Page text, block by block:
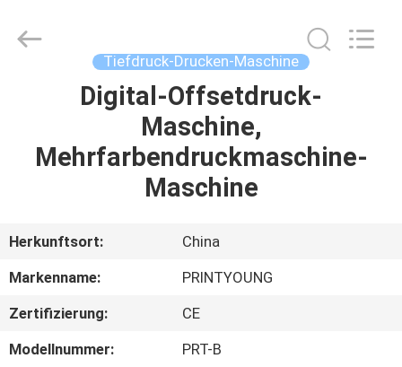
PRODUKTE
ÜBER
FABRIK-
Industry
Co.,Ltd.
Tiefdruck-Drucken-Maschine
Digital-Offsetdruck-
Maschine,
Mehrfarbendruckmaschine-
Maschine
Herkunftsort:
China
Markenname:
PRINTYOUNG
Zertifizierung:
CE
Modellnummer:
PRT-B